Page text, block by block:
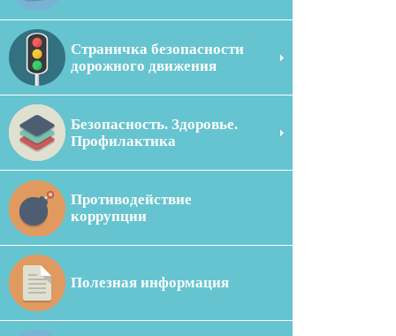
Страничка безопасности
дорожного движения
Безопасность. Здоровье.
Профилактика
Противодействие
коррупции
Полезная информация